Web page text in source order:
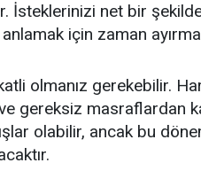
İsteklerinizi net bir
için zaman
olmanız gerekebilir.
gereksiz masraflardan
olabilir, ancak bu